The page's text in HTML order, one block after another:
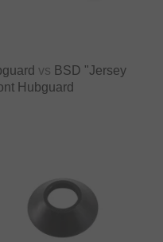
vs BSD "Jersey
Hubguard